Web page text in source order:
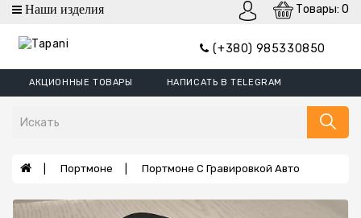
(+380) 985330850
Товары: 0
категории
Кошельки
Кошельки
Зажим
Денег
АКЦИОННЫЕ ТОВАРЫ НАПИСАТЬ В TELEGRAM
Портмоне Портмоне С Гравировкой Авто